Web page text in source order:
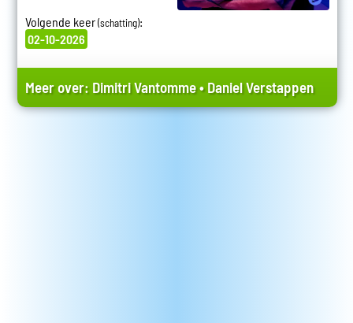
Volgende keer(schatting):
02-10-2026
Meer over: Dimitri Vantomme•Daniel Verstappen